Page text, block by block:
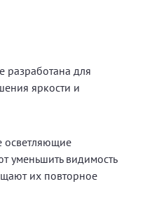
разработана для
яркости и
осветляющие
уменьшить видимость
их повторное